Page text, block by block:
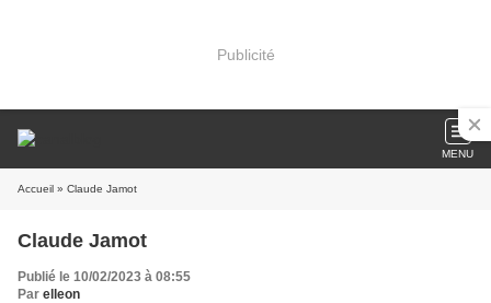
Publicité
MENU
Accueil » Claude Jamot
Claude Jamot
Publié le 10/02/2023 à 08:55
Par elleon